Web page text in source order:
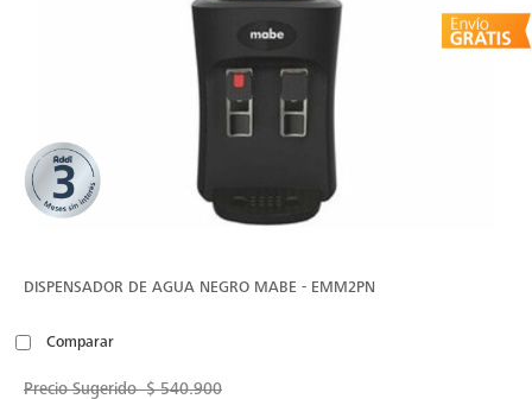
DISPENSADOR DE AGUA NEGRO MABE - EMM2PN
Comparar
Precio Sugerido$ 540.900